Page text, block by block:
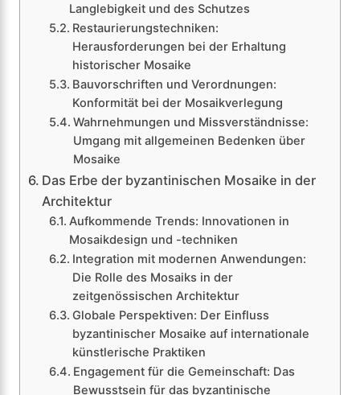
Langlebigkeit und des Schutzes
Restaurierungstechniken:
Herausforderungen bei der Erhaltung
historischer Mosaike
Bauvorschriften und Verordnungen:
Konformität bei der Mosaikverlegung
Wahrnehmungen und Missverständnisse:
Umgang mit allgemeinen Bedenken über
Mosaike
Das Erbe der byzantinischen Mosaike in der
Architektur
Aufkommende Trends: Innovationen in
Mosaikdesign und -techniken
Integration mit modernen Anwendungen:
Die Rolle des Mosaiks in der
zeitgenössischen Architektur
Globale Perspektiven: Der Einfluss
byzantinischer Mosaike auf internationale
künstlerische Praktiken
Engagement für die Gemeinschaft: Das
Bewusstsein für das byzantinische